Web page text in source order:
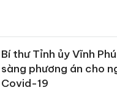
Bí thư Tỉnh ủy Vĩnh
sàng phương án cho
Covid-19